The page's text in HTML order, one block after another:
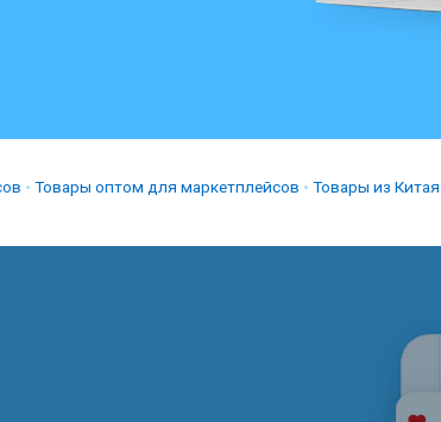
• Товары оптом для маркетплейсов • Товары из